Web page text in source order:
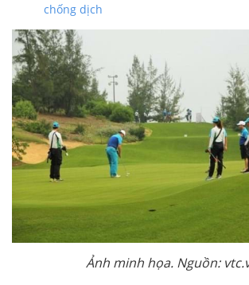
chống dịch
Ảnh minh họa. Nguồn: